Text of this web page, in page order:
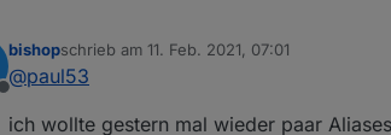
Offline
bishopschrieb am 11. Feb. 2021, 07:01
zuletzt editiert von
@paul53
ich wollte gestern mal wieder paar